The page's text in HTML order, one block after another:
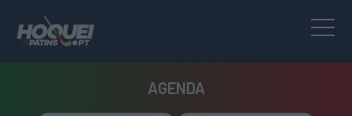
AGENDA